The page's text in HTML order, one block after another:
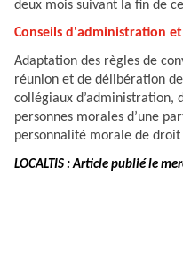
deux mois suivant la fin de
Conseils d'administration
Adaptation des règles de
réunion et de délibération
collégiaux d’administration,
personnes morales d’une
personnalité morale de droit
LOCALTIS : Article publié le